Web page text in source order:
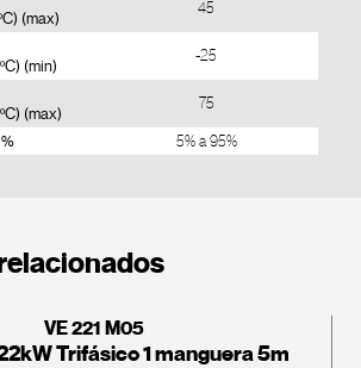
(max)
45
(min)
-25
(max)
75
5% a 95%
VE 221 M05
Trifásico 1 manguera 5m